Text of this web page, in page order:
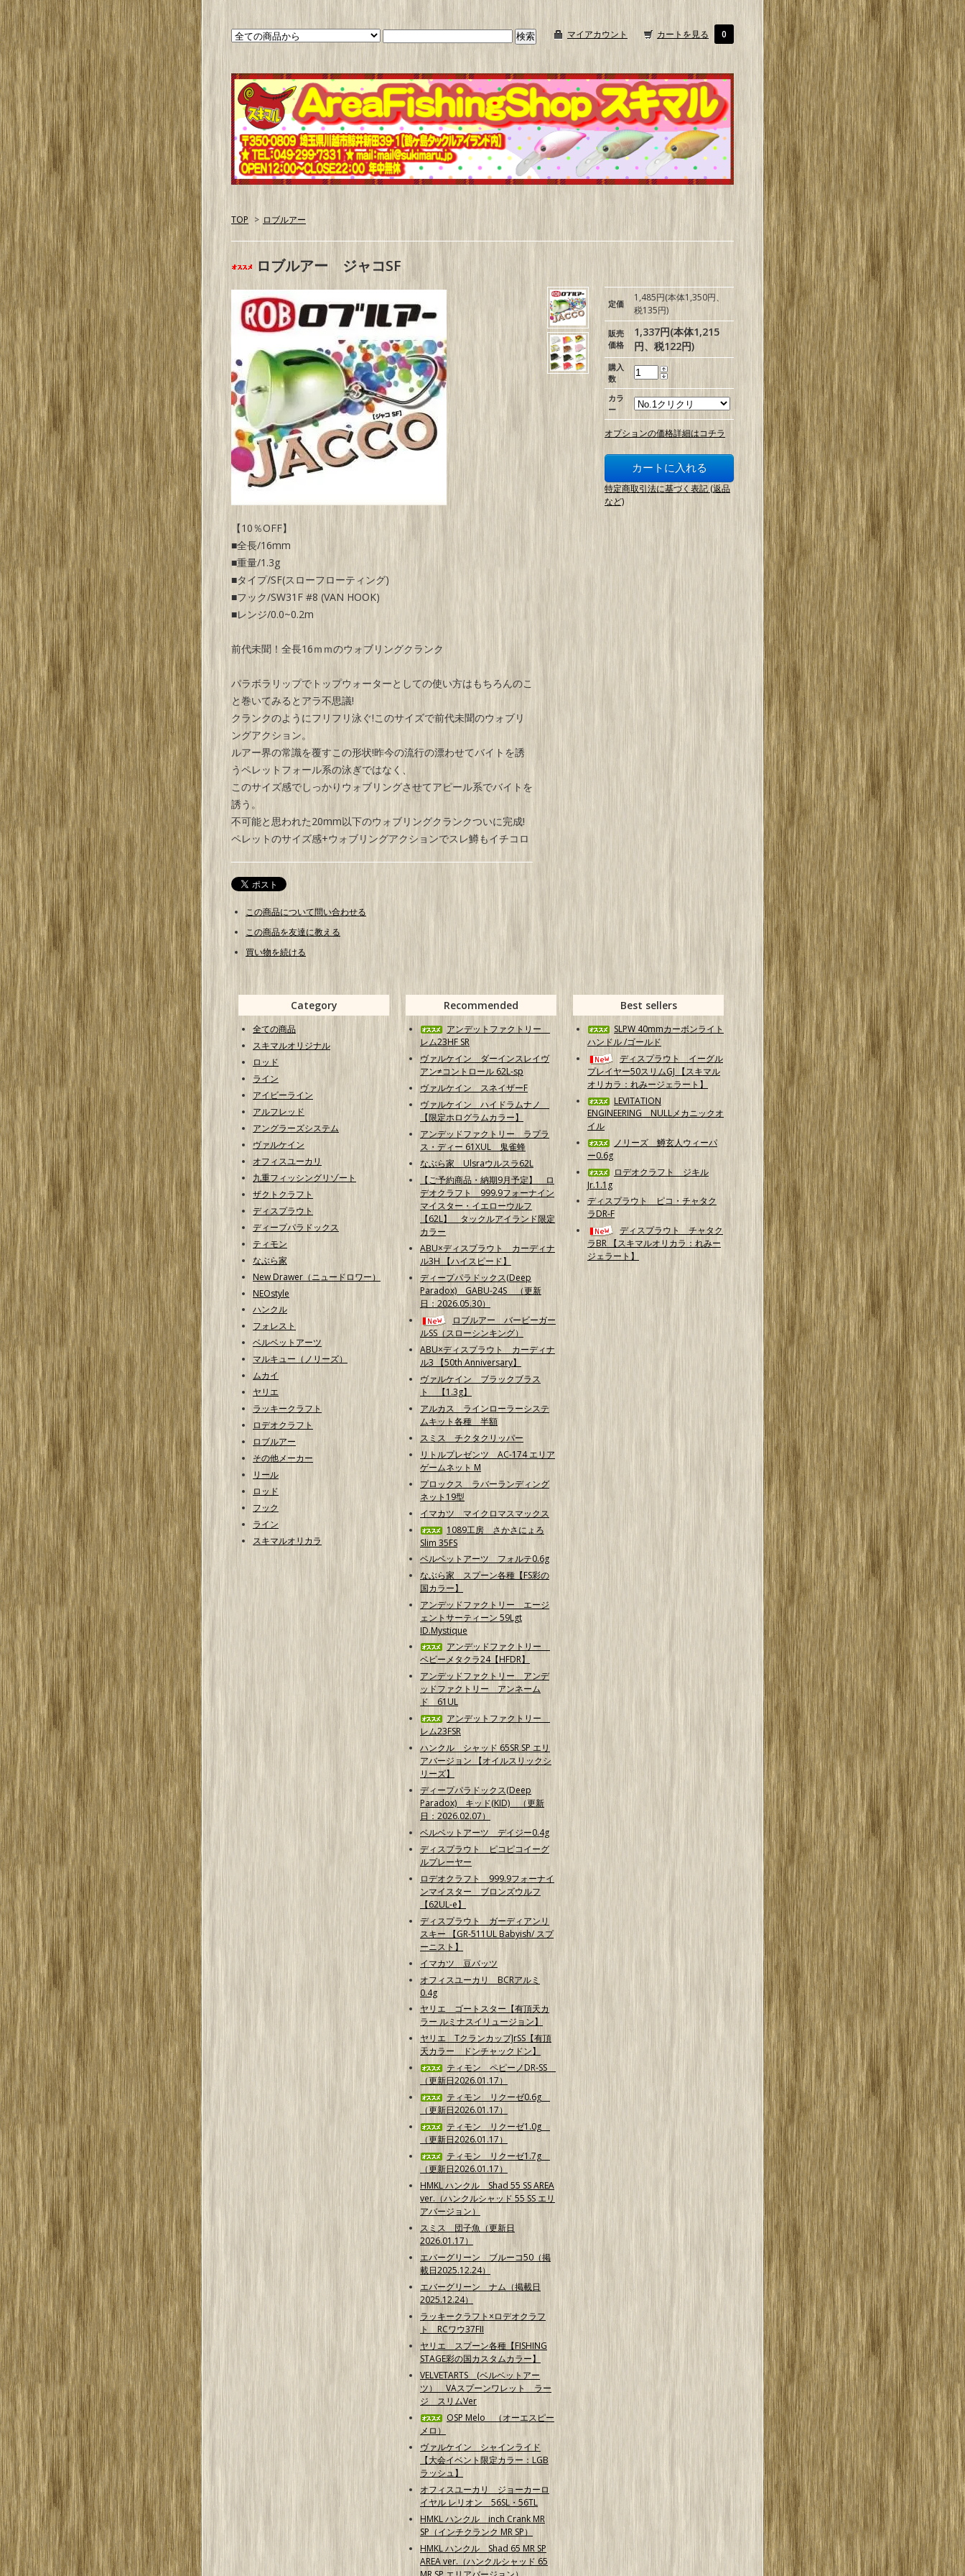
マイアカウント カートを見る 0
TOP > ロブルアー
ロブルアー ジャコSF
定価
1,485円(本体1,350円、
税135円)
販売
価格
1,337円(本体1,215
円、税122円)
購入
数
カラ
ー
オプションの価格詳細はコチラ
特定商取引法に基づく表記 (返品
など)
【10％OFF】
■全長/16mm
■重量/1.3g
■タイプ/SF(スローフローティング)
■フック/SW31F #8 (VAN HOOK)
■レンジ/0.0~0.2m
前代未聞！全長16ｍｍのウォブリングクランク
パラボラリップでトップウォーターとしての使い方はもちろんのこ
と巻いてみるとアラ不思議!
クランクのようにフリフリ泳ぐ!このサイズで前代未聞のウォブリ
ングアクション。
ルアー界の常識を覆すこの形状!昨今の流行の漂わせてバイトを誘
うペレットフォール系の泳ぎではなく、
このサイズ感でしっかりウォブリングさせてアピール系でバイトを
誘う。
不可能と思われた20mm以下のウォブリングクランクついに完成!
ペレットのサイズ感+ウォブリングアクションでスレ鱒もイチコロ
この商品について問い合わせる
この商品を友達に教える
買い物を続ける
Category
全ての商品
スキマルオリジナル
ロッド
ライン
アイビーライン
アルフレッド
アングラーズシステム
ヴァルケイン
オフィスユーカリ
九重フィッシングリゾート
ザクトクラフト
ディスプラウト
ディープパラドックス
ティモン
なぶら家
New Drawer（ニュードロワー）
NEOstyle
ハンクル
フォレスト
ベルベットアーツ
マルキュー（ノリーズ）
ムカイ
ヤリエ
ラッキークラフト
ロデオクラフト
ロブルアー
その他メーカー
リール
ロッド
フック
ライン
スキマルオリカラ
Recommended
アンデットファクトリー
レム23HF SR
ヴァルケイン ダーインスレイヴ
アン≠コントロール 62L-sp
ヴァルケイン スネイザーF
ヴァルケイン ハイドラムナノ
【限定ホログラムカラー】
アンデッドファクトリー ラプラ
ス・ディー 61XUL 鬼雀蜂
なぶら家 Ulsraウルスラ62L
【ご予約商品・納期9月予定】 ロ
デオクラフト 999.9フォーナイン
マイスター・イエローウルフ
【62L】 タックルアイランド限定
カラー
ABU×ディスプラウト カーディナ
ル3H 【ハイスピード】
ディープパラドックス(Deep
Paradox) GABU-24S （更新
日：2026.05.30）
ロブルアー バービーガー
ルSS（スローシンキング）
ABU×ディスプラウト カーディナ
ル3 【50th Anniversary】
ヴァルケイン ブラックブラス
ト 【1.3g】
アルカス ラインローラーシステ
ムキット各種 半額
スミス チクタクリッパー
リトルプレゼンツ AC-174 エリア
ゲームネット M
プロックス ラバーランディング
ネット19型
イマカツ マイクロマスマックス
1089工房 さかさにょろ
Slim 35FS
ベルベットアーツ フォルテ0.6g
なぶら家 スプーン各種【FS彩の
国カラー】
アンデッドファクトリー エージ
ェントサーティーン 59Lgt
ID.Mystique
アンデッドファクトリー
ベビーメタクラ24【HFDR】
アンデッドファクトリー アンデ
ッドファクトリー アンネーム
ド 61UL
アンデットファクトリー
レム23FSR
ハンクル シャッド 65SR SP エリ
アバージョン 【オイルスリックシ
リーズ】
ディープパラドックス(Deep
Paradox) キッド(KID) （更新
日：2026.02.07）
ベルベットアーツ デイジー0.4g
ディスプラウト ピコピコイーグ
ルプレーヤー
ロデオクラフト 999.9フォーナイ
ンマイスター ブロンズウルフ
【62UL-e】
ディスプラウト ガーディアンリ
スキー 【GR-511UL Babyish/ スプ
ーニスト】
イマカツ 豆バッツ
オフィスユーカリ BCRアルミ
0.4g
ヤリエ ゴートスター【有頂天カ
ラー ルミナスイリュージョン】
ヤリエ TクランカップJrSS【有頂
天カラー ドンチャックドン】
ティモン ペピーノDR-SS
（更新日2026.01.17）
ティモン リクーゼ0.6g
（更新日2026.01.17）
ティモン リクーゼ1.0g
（更新日2026.01.17）
ティモン リクーゼ1.7g
（更新日2026.01.17）
HMKL ハンクル Shad 55 SS AREA
ver.（ハンクルシャッド 55 SS エリ
アバージョン）
スミス 団子魚（更新日
2026.01.17）
エバーグリーン ブルーコ50（掲
載日2025.12.24）
エバーグリーン ナム（掲載日
2025.12.24）
ラッキークラフト×ロデオクラフ
ト RCワウ37FII
ヤリエ スプーン各種【FISHING
STAGE彩の国カスタムカラー】
VELVETARTS (ベルベットアー
ツ） VAスプーンワレット ラー
ジ スリムVer
OSP Melo （オーエスピー
メロ）
ヴァルケイン シャインライド
【大会イベント限定カラー：LGB
ラッシュ】
オフィスユーカリ ジョーカーロ
イヤル レリオン 56SL・56TL
HMKL ハンクル inch Crank MR
SP（インチクランク MR SP）
HMKL ハンクル Shad 65 MR SP
AREA ver.（ハンクルシャッド 65
Best sellers
SLPW 40mmカーボンライト
ハンドル /ゴールド
ディスプラウト イーグル
プレイヤー50スリムGJ 【スキマル
オリカラ：れみージェラート】
LEVITATION
ENGINEERING NULLメカニックオ
イル
ノリーズ 鱒玄人ウィーパ
ー0.6g
ロデオクラフト ジキル
Jr.1.1g
ディスプラウト ピコ・チャタク
ラDR-F
ディスプラウト チャタク
ラBR 【スキマルオリカラ：れみー
ジェラート】